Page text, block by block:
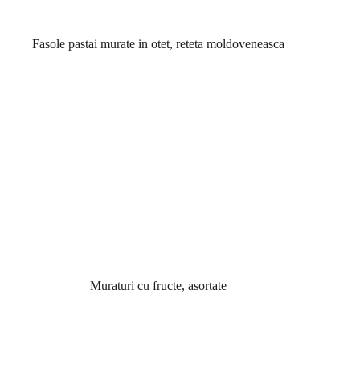
Fasole pastai murate in otet, reteta moldoveneasca
Muraturi cu fructe, asortate